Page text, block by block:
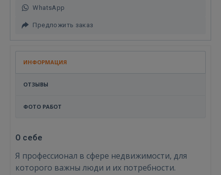
WhatsApp
Предложить заказ
ИНФОРМАЦИЯ
ОТЗЫВЫ
ФОТО РАБОТ
О себе
Я профессионал в сфере недвижимости, для
которого важны люди и их потребности.